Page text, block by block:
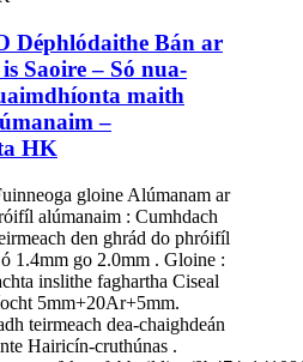
Déphlódaithe Bán ar
Saoire – Só nua-
maith
–
HK
gloine Alúmanam ar
alúmanaim : Cumhdach
den ghrád do phróifíl
1.4mm go 2.0mm . Gloine :
inslithe faghartha Ciseal
5mm+20Ar+5mm.
teirmeach dea-chaighdeán
Hairicín-cruthúnas .